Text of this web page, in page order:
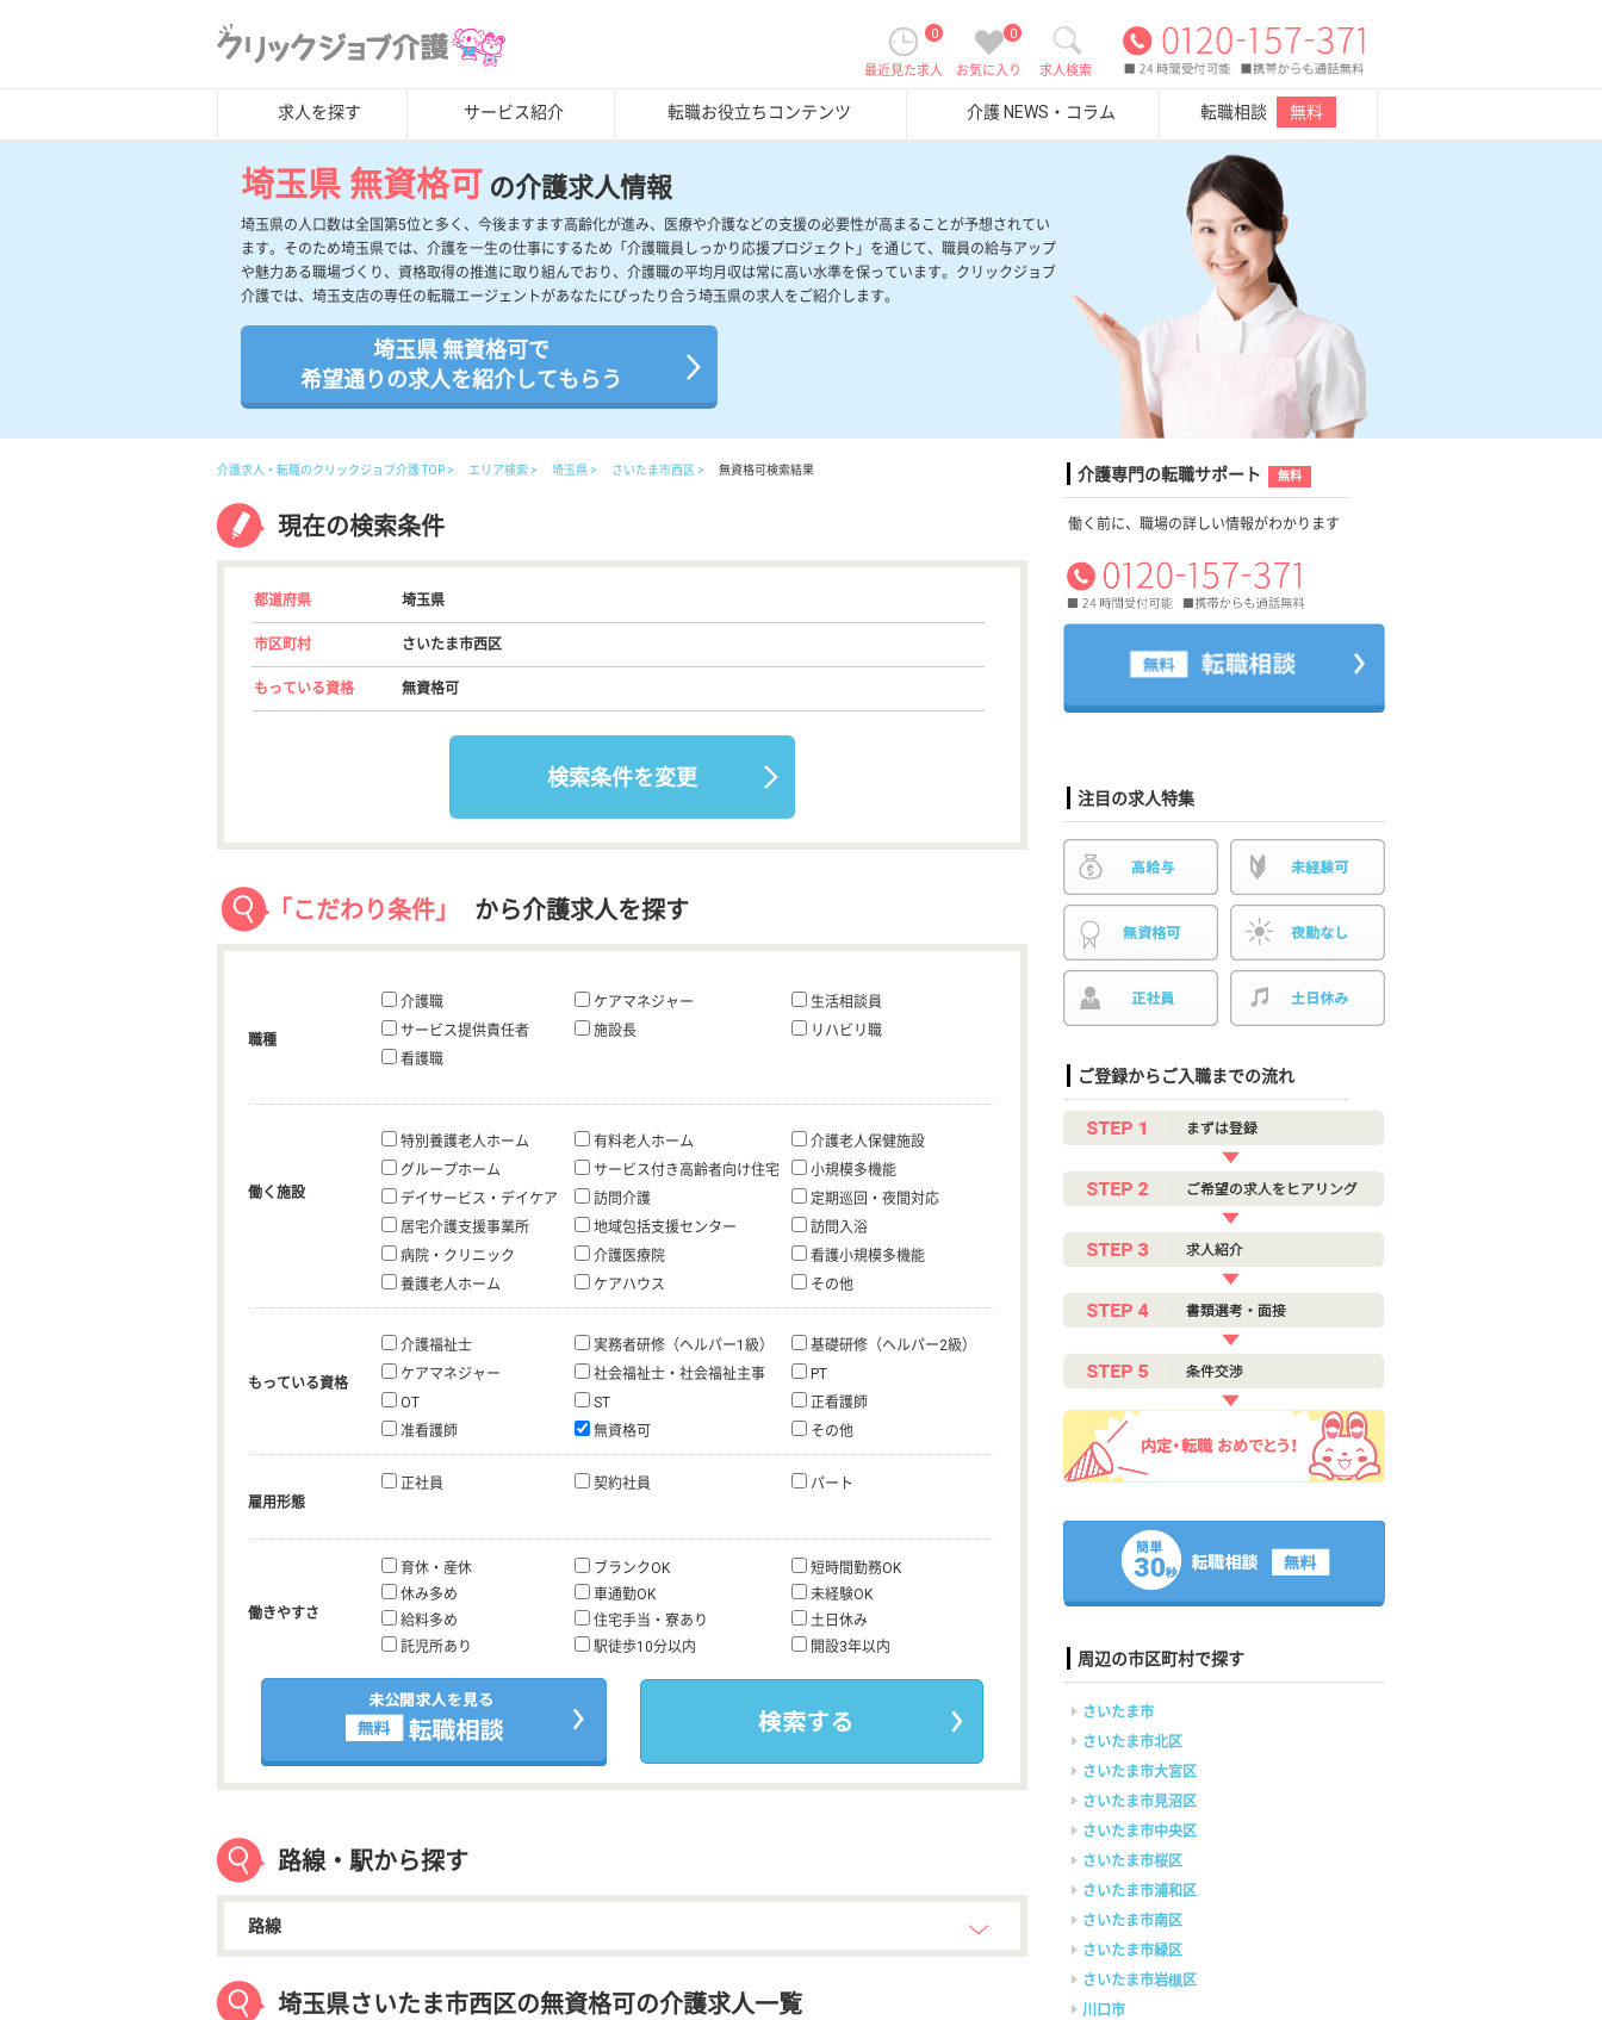
求人検索
0
お気に入り
0
最近見た求人
求人を探す サービス紹介 転職お役立ちコンテンツ 介護 NEWS・コラム 転職相談 無料
埼玉県 無資格可 の介護求人情報
埼玉県の人口数は全国第5位と多く、今後ますます高齢化が進み、医療や介護などの支援の必要性が高まることが予想されてい
ます。そのため埼玉県では、介護を一生の仕事にするため「介護職員しっかり応援プロジェクト」を通じて、職員の給与アップ
や魅力ある職場づくり、資格取得の推進に取り組んでおり、介護職の平均月収は常に高い水準を保っています。クリックジョブ
介護では、埼玉支店の専任の転職エージェントがあなたにぴったり合う埼玉県の求人をご紹介します。
埼玉県 無資格可で
希望通りの求人を紹介してもらう
介護求人・転職のクリックジョブ介護 TOP エリア検索 埼玉県 さいたま市西区 無資格可検索結果
現在の検索条件
都道府県 埼玉県
市区町村 さいたま市西区
もっている資格 無資格可
検索条件を変更
「こだわり条件」 から介護求人を探す
職種
介護職 ケアマネジャー
生活相談員
サービス提供責任者
施設長
リハビリ職
看護職
働く施設
特別養護老人ホーム 有料老人ホーム
介護老人保健施設
グループホーム
サービス付き高齢者向け住宅
小規模多機能
デイサービス・デイケア
訪問介護
定期巡回・夜間対応
居宅介護支援事業所
地域包括支援センター
訪問入浴
病院・クリニック
介護医療院
看護小規模多機能
養護老人ホーム
ケアハウス その他
もっている資格
介護福祉士 実務者研修（ヘルパー1級）
基礎研修（ヘルパー2級）
ケアマネジャー
社会福祉士・社会福祉主事
PT
OT
ST
正看護師
准看護師
無資格可 その他
雇用形態
正社員 契約社員 パート
働きやすさ
育休・産休 ブランクOK
短時間勤務OK
休み多め
車通勤OK
未経験OK
給料多め
住宅手当・寮あり
土日休み
託児所あり
駅徒歩10分以内 開設3年以内
路線・駅から探す
路線
埼玉県さいたま市西区の無資格可の介護求人一覧
介護専門の転職サポート 無料
働く前に、職場の詳しい情報がわかります
注目の求人特集
ご登録からご入職までの流れ
周辺の市区町村で探す
さいたま市
さいたま市北区
さいたま市大宮区
さいたま市見沼区
さいたま市中央区
さいたま市桜区
さいたま市浦和区
さいたま市南区
さいたま市緑区
さいたま市岩槻区
川口市